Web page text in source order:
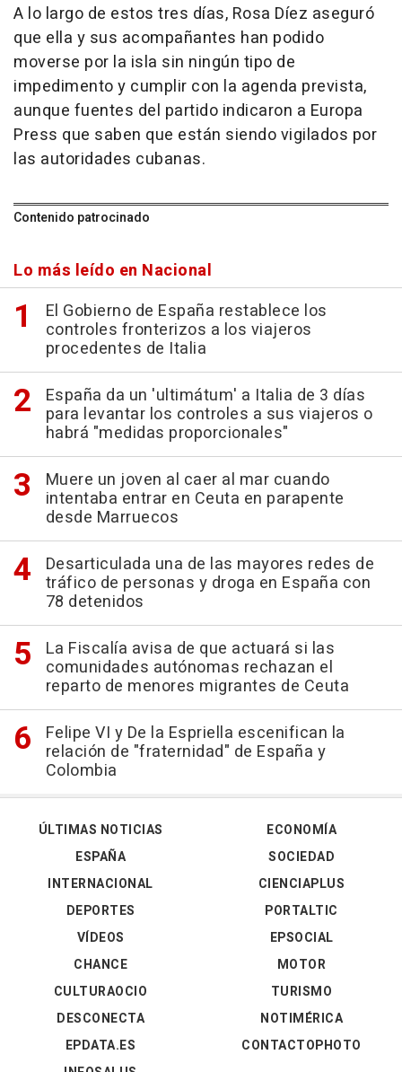
A lo largo de estos tres días, Rosa Díez aseguró
que ella y sus acompañantes han podido
moverse por la isla sin ningún tipo de
impedimento y cumplir con la agenda prevista,
aunque fuentes del partido indicaron a Europa
Press que saben que están siendo vigilados por
las autoridades cubanas.
Contenido patrocinado
Lo más leído en Nacional
El Gobierno de España restablece los
controles fronterizos a los viajeros
procedentes de Italia
España da un 'ultimátum' a Italia de 3 días
para levantar los controles a sus viajeros o
habrá "medidas proporcionales"
Muere un joven al caer al mar cuando
intentaba entrar en Ceuta en parapente
desde Marruecos
Desarticulada una de las mayores redes de
tráfico de personas y droga en España con
78 detenidos
La Fiscalía avisa de que actuará si las
comunidades autónomas rechazan el
reparto de menores migrantes de Ceuta
Felipe VI y De la Espriella escenifican la
relación de "fraternidad" de España y
Colombia
ÚLTIMAS NOTICIAS
ESPAÑA
INTERNACIONAL
DEPORTES
VÍDEOS
ECONOMÍA
SOCIEDAD
CIENCIAPLUS
PORTALTIC
EPSOCIAL
CHANCE
CULTURAOCIO
DESCONECTA
EPDATA.ES
MOTOR
TURISMO
NOTIMÉRICA
CONTACTOPHOTO